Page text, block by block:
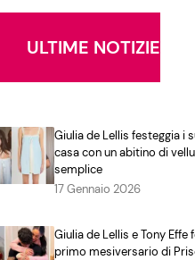
ULTIME NOTIZIE
Giulia de Lellis festeggia i
casa con un abitino di
semplice
17 Gennaio 2026
Giulia de Lellis e Tony Effe
primo mesiversario di